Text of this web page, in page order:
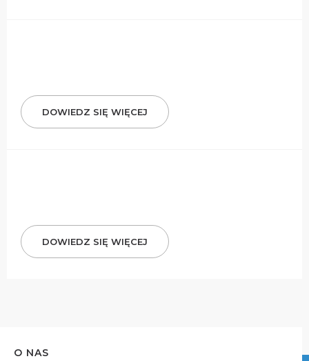
DOWIEDZ SIĘ WIĘCEJ
DOWIEDZ SIĘ WIĘCEJ
O NAS